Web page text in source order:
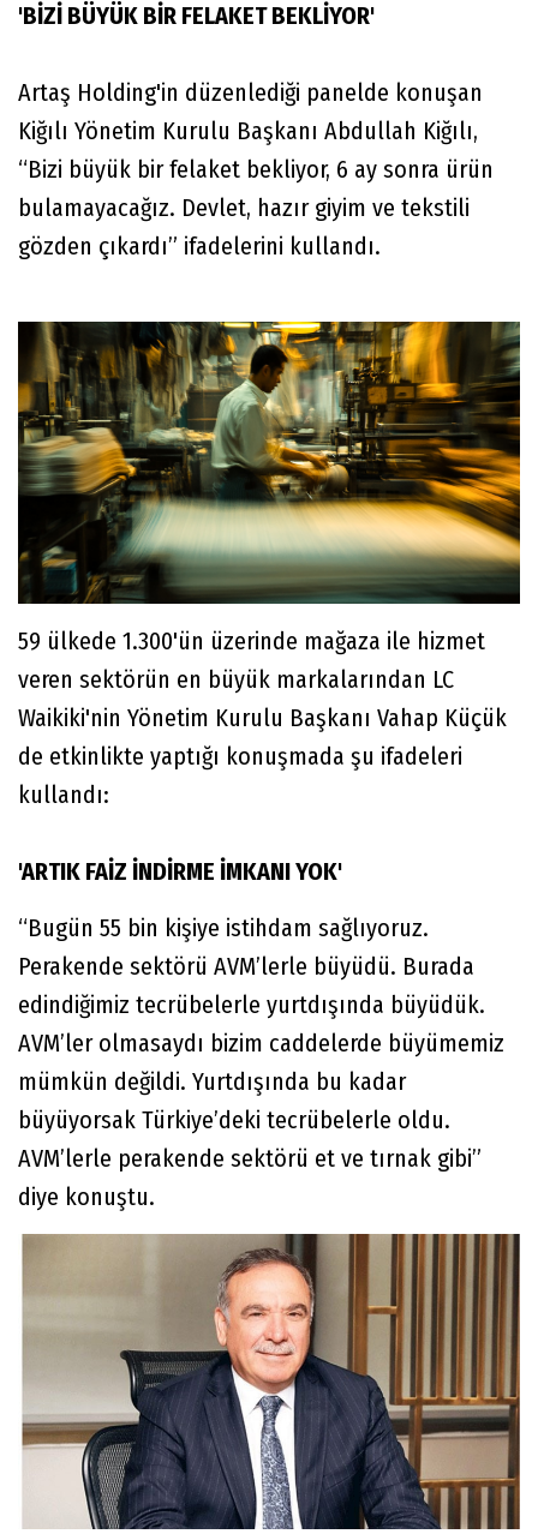
'BİZİ BÜYÜK BİR FELAKET BEKLİYOR'
Artaş Holding'in düzenlediği panelde konuşan
Kiğılı Yönetim Kurulu Başkanı Abdullah Kiğılı,
“Bizi büyük bir felaket bekliyor, 6 ay sonra ürün
bulamayacağız. Devlet, hazır giyim ve tekstili
gözden çıkardı” ifadelerini kullandı.
59 ülkede 1.300'ün üzerinde mağaza ile hizmet
veren sektörün en büyük markalarından LC
Waikiki'nin Yönetim Kurulu Başkanı Vahap Küçük
de etkinlikte yaptığı konuşmada şu ifadeleri
kullandı:
'ARTIK FAİZ İNDİRME İMKANI YOK'
“Bugün 55 bin kişiye istihdam sağlıyoruz.
Perakende sektörü AVM’lerle büyüdü. Burada
edindiğimiz tecrübelerle yurtdışında büyüdük.
AVM’ler olmasaydı bizim caddelerde büyümemiz
mümkün değildi. Yurtdışında bu kadar
büyüyorsak Türkiye’deki tecrübelerle oldu.
AVM’lerle perakende sektörü et ve tırnak gibi”
diye konuştu.